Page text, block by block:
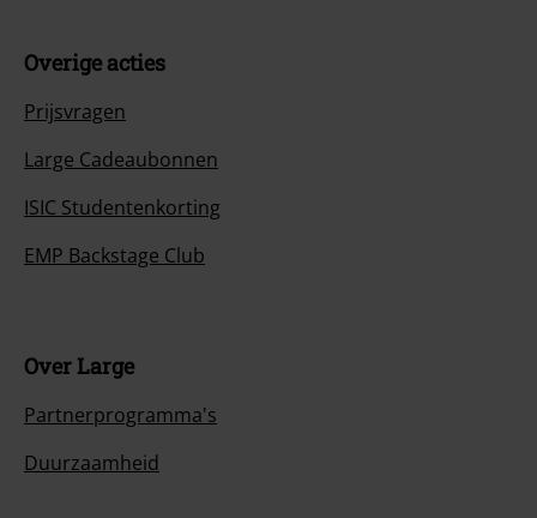
Overige acties
Prijsvragen
Large Cadeaubonnen
ISIC Studentenkorting
EMP Backstage Club
Over Large
Partnerprogramma's
Duurzaamheid